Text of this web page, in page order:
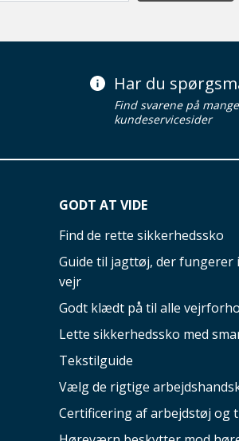
Har du
Find svarene på
kundeservicesider
GODT AT VIDE
Find de rette sikkerhedssko
Guide til jagttøj, der fungerer
vejr
Godt klædt på til alle
Lette sikkerhedssko med
Tekstilguide
Vælg de rigtige
Certificering af arbejdstøj og